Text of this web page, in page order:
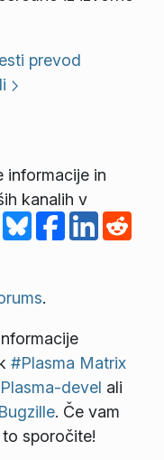
prevod
informacije in
kanalih v
.
#Plasma Matrix
devel ali
Bugzille. Če vam
sporočite!